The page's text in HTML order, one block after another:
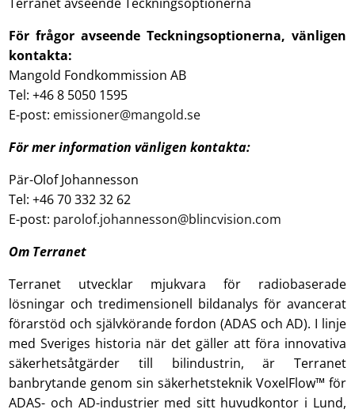
För frågor avseende Teckningsoptionerna, vänligen
kontakta:
Mangold Fondkommission AB
Tel: +46 8 5050 1595
E-post: emissioner@mangold.se
För mer information vänligen kontakta:
Pär-Olof Johannesson
Tel: +46 70 332 32 62
E-post: parolof.johannesson@blincvision.com
Om Terranet
Terranet utvecklar mjukvara för radiobaserade
lösningar och tredimensionell bildanalys för avancerat
förarstöd och självkörande fordon (ADAS och AD). I linje
med Sveriges historia när det gäller att föra innovativa
säkerhetsåtgärder till bilindustrin, är Terranet
banbrytande genom sin säkerhetsteknik VoxelFlow™ för
ADAS- och AD-industrier med sitt huvudkontor i Lund,